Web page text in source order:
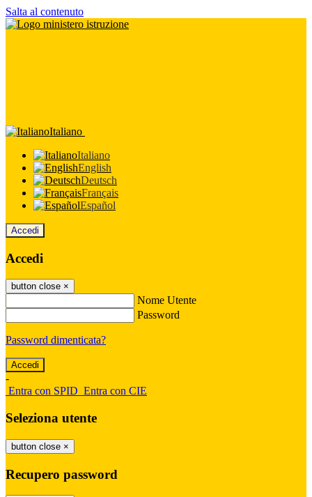
Salta al contenuto
Italiano
Italiano
English
Deutsch
Français
Español
Accedi
Accedi
button close ×
Nome Utente
Password
Password dimenticata?
-
Entra con SPID Entra con CIE
Seleziona utente
button close ×
Recupero password